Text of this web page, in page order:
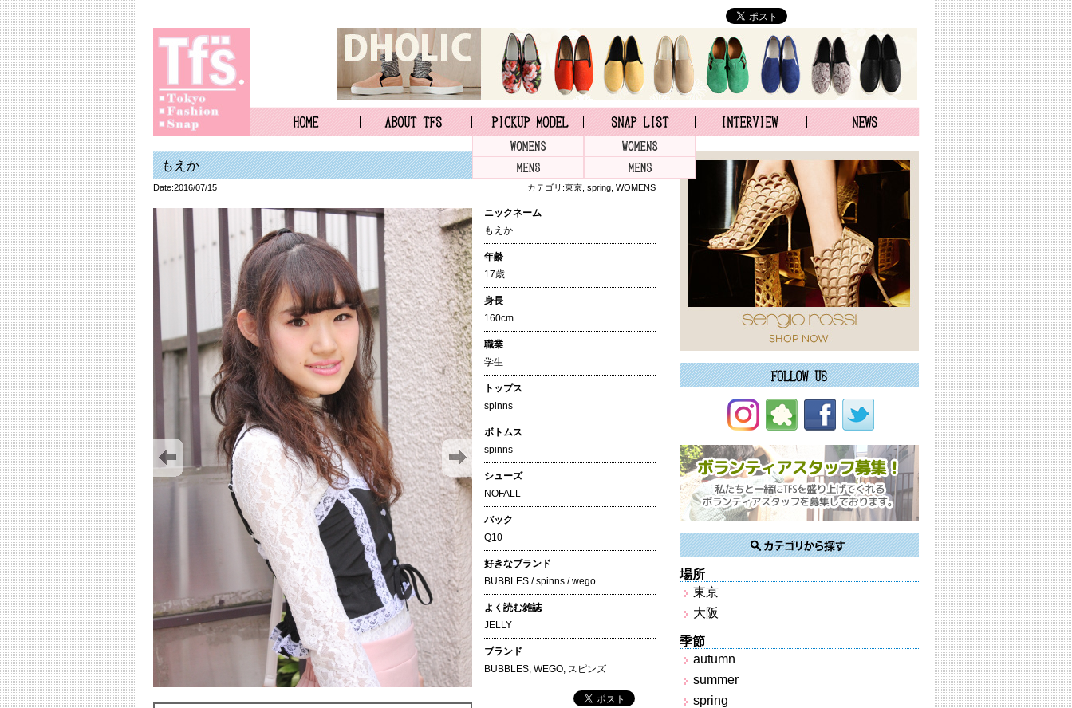
もえか
Date:2016/07/15 カテゴリ:東京 spring WOMENS
ニックネーム
もえか
年齢
17歳
身長
160cm
職業
学生
トップス
spinns
ボトムス
spinns
シューズ
NOFALL
バック
Q10
好きなブランド
BUBBLES / spinns / wego
よく読む雑誌
JELLY
ブランド
BUBBLES, WEGO, スピンズ
場所
東京
大阪
季節
autumn
summer
spring